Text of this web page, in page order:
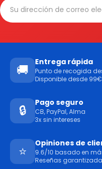
🚚
Entrega rápida
Punto de recogida
Disponible desde 99€
🔒
Pago seguro
CB, PayPal, Alma
3x sin intereses
⭐
Opiniones de
9.6/10 basado en
Reseñas